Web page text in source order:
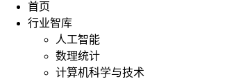
首页
行业智库
人工智能
数理统计
计算机科学与技术